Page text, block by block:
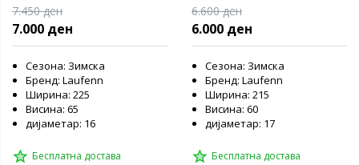
7.450 ден
7.000 ден
Сезона: Зимска
Бренд: Laufenn
Ширина: 225
Висина: 65
дијаметар: 16
Бесплатна достава
6.600 ден
6.000 ден
Сезона: Зимска
Бренд: Laufenn
Ширина: 215
Висина: 60
дијаметар: 17
Бесплатна достава